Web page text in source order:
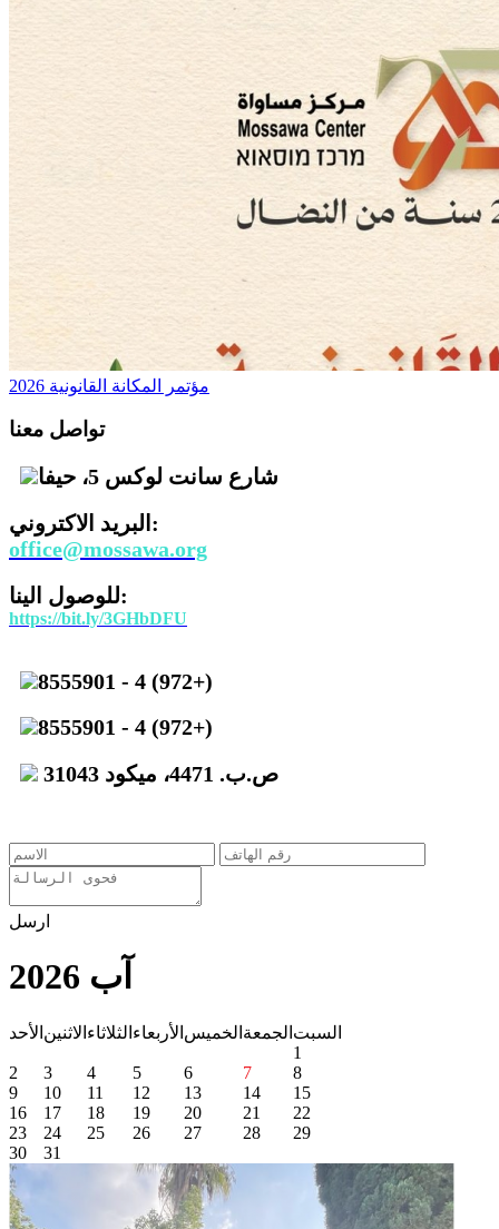
مؤتمر المكانة القانونية 2026
تواصل معنا
شارع سانت لوكس 5، حيفا
البريد الاكتروني:
office@mossawa.org
للوصول الينا:
https://bit.ly/3GHbDFU
8555901 - 4 (972+)
8555901 - 4 (972+)
ص.ب. 4471، ميكود 31043
ارسل
آب 2026
الأحد الاثنين الثلاثاء الأربعاء الخميس الجمعة السبت
1
2
3 4 5 6 7
8
9
10 11 12 13 14
15
16
17 18 19 20 21
22
23
24 25 26 27 28
29
30
31